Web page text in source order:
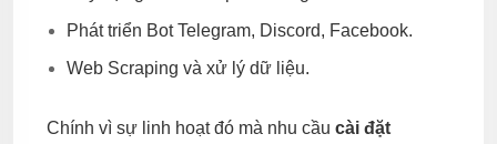
Phát triển Bot Telegram, Discord, Facebook.
Web Scraping và xử lý dữ liệu.
Chính vì sự linh hoạt đó mà nhu cầu cài đặt